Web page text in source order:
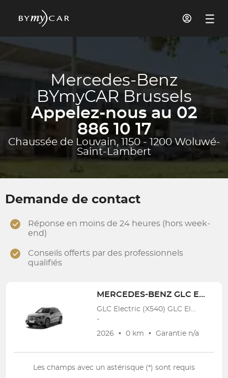
Mercedes-Benz
BYmyCAR Brussels
Appelez-nous au 02
886 10 17
Chaussée de Louvain, 1150 - 1200 Woluwé-
Saint-Lambert
Demande de contact
Réponse en moins de 24 heures (hors week-
end)
Conseils offerts par des professionnels
qualifiés
MERCEDES-BENZ GLC Electric (X540)
GLC Electric (X540) GLC Electric 94 kWh 400 4-Matic AMG Line
-
2026 • 0 km • Garantie n/a
Les champs avec un astérisque (*) sont requis